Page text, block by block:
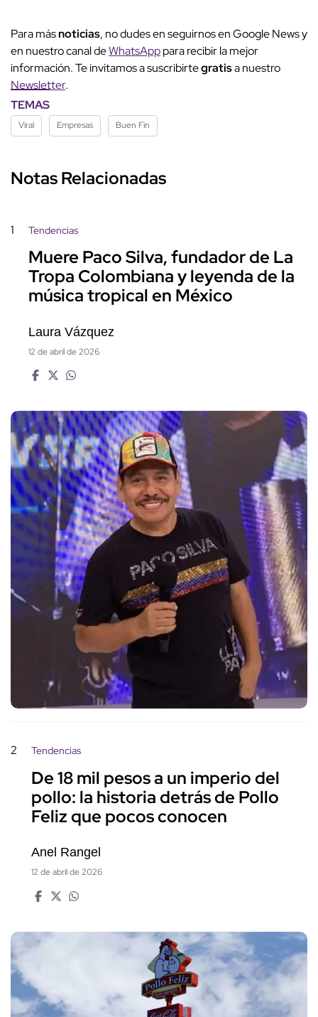
Para másnoticias, no dudes en seguirnos en Google News y
en nuestro canal deWhatsApppara recibir la mejor
información. Te invitamos a suscribirtegratisa nuestro
Newsletter.
TEMAS
Viral Empresas Buen Fin
Notas Relacionadas
1 Tendencias
Muere Paco Silva, fundador de La
Tropa Colombiana y leyenda de la
música tropical en México
Laura Vázquez
12 de abril de 2026
2 Tendencias
De 18 mil pesos a un imperio del
pollo: la historia detrás de Pollo
Feliz que pocos conocen
Anel Rangel
12 de abril de 2026